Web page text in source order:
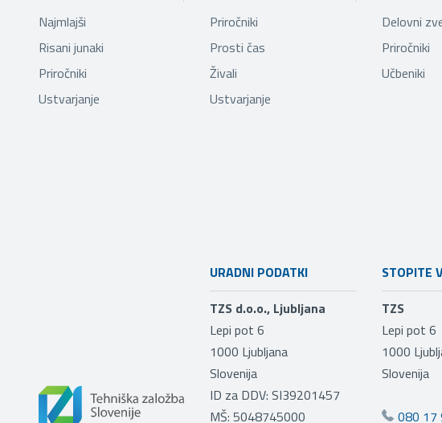
Najmlajši
Risani junaki
Priročniki
Ustvarjanje
Priročniki
Prosti čas
Živali
Ustvarjanje
Delovni
Priročniki
Učbeniki
URADNI PODATKI
TZS d.o.o., Ljubljana
Lepi pot 6
1000 Ljubljana
Slovenija
ID za DDV: SI39201457
MŠ: 5048745000
STOPITE
TZS
Lepi pot 6
1000
Slovenija
080 17